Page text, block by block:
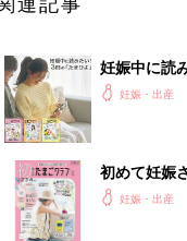
まひよ 出産